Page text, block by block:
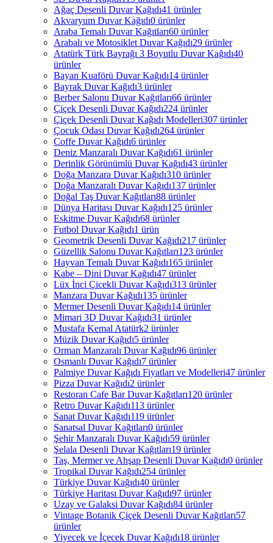
Ağaç Desenli Duvar Kağıdı41 ürünler
Akvaryum Duvar Kağıdı0 ürünler
Araba Temalı Duvar Kağıtları60 ürünler
Arabalı ve Motosiklet Duvar Kağıdı29 ürünler
Atatürk Türk Bayrağı 3 Boyutlu Duvar Kağıdı40
ürünler
Bayan Kuaförü Duvar Kağıdı14 ürünler
Bayrak Duvar Kağıdı3 ürünler
Berber Salonu Duvar Kağıtları66 ürünler
Çiçek Desenli Duvar Kağıdı224 ürünler
Çiçek Desenli Duvar Kağıdı Modelleri307 ürünler
Çocuk Odası Duvar Kağıdı264 ürünler
Coffe Duvar Kağıdı6 ürünler
Deniz Manzaralı Duvar Kağıdı61 ürünler
Derinlik Görünümlü Duvar Kağıdı43 ürünler
Doğa Manzara Duvar Kağıdı310 ürünler
Doğa Manzaralı Duvar Kağıdı137 ürünler
Doğal Taş Duvar Kağıtları88 ürünler
Dünya Haritası Duvar Kağıdı125 ürünler
Eskitme Duvar Kağıdı68 ürünler
Futbol Duvar Kağıdı1 ürün
Geometrik Desenli Duvar Kağıdı217 ürünler
Güzellik Salonu Duvar Kağıtları123 ürünler
Hayvan Temalı Duvar Kağıdı165 ürünler
Kabe – Dini Duvar Kağıdı47 ürünler
Lüx İnci Çicekli Duvar Kağıdı313 ürünler
Manzara Duvar Kağıdı135 ürünler
Mermer Desenli Duvar Kağıdı14 ürünler
Mimari 3D Duvar Kağıdı31 ürünler
Mustafa Kemal Atatürk2 ürünler
Müzik Duvar Kağıdı5 ürünler
Orman Manzaralı Duvar Kağıdı96 ürünler
Osmanlı Duvar Kağıdı7 ürünler
Palmiye Duvar Kağıdı Fiyatları ve Modelleri47 ürünler
Pizza Duvar Kağıdı2 ürünler
Restoran Cafe Bar Duvar Kağıtları120 ürünler
Retro Duvar Kağıdı113 ürünler
Sanat Duvar Kağıdı119 ürünler
Sanatsal Duvar Kağıtları0 ürünler
Şehir Manzaralı Duvar Kağıdı59 ürünler
Şelala Desenli Duvar Kağıtları19 ürünler
Taş, Mermer ve Ahşap Desenli Duvar Kağıdı0 ürünler
Tropikal Duvar Kağıdı254 ürünler
Türkiye Duvar Kağıdı40 ürünler
Türkiye Haritası Duvar Kağıdı97 ürünler
Uzay ve Galaksi Duvar Kağıdı84 ürünler
Vintage Botanik Çiçek Desenli Duvar Kağıtları57
ürünler
Yiyecek ve İçecek Duvar Kağıdı18 ürünler